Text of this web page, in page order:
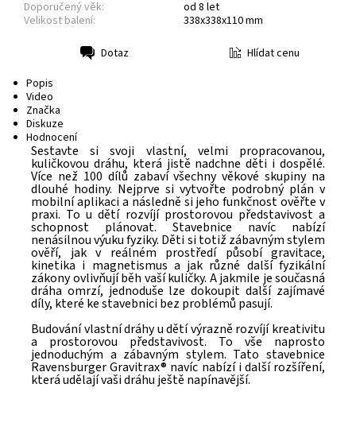
Doporučený věk:
od 8 let
Velikost balení:
338x338x110 mm
Dotaz
Hlídat cenu
Popis
Video
Značka
Diskuze
Hodnocení
Sestavte si svoji vlastní, velmi propracovanou,
kuličkovou dráhu, která jistě nadchne děti i dospělé.
Více než 100 dílů zabaví všechny věkové skupiny na
dlouhé hodiny. Nejprve si vytvořte podrobný plán v
mobilní aplikaci a následně si jeho funkčnost ověřte v
praxi. To u dětí rozvíjí prostorovou představivost a
schopnost plánovat. Stavebnice navíc nabízí
nenásilnou výuku fyziky. Děti si totiž zábavným stylem
ověří, jak v reálném prostředí působí gravitace,
kinetika i magnetismus a jak různé další fyzikální
zákony ovlivňují běh vaší kuličky. A jakmile je současná
dráha omrzí, jednoduše lze dokoupit další zajímavé
díly, které ke stavebnici bez problémů pasují.
Budování vlastní dráhy u dětí výrazně rozvíjí kreativitu
a prostorovou představivost. To vše naprosto
jednoduchým a zábavným stylem. Tato stavebnice
Ravensburger Gravitrax® navíc nabízí i další rozšíření,
která udělají vaši dráhu ještě napínavější.